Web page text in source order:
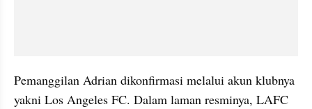
Pemanggilan Adrian dikonfirmasi melalui akun klubnya
yakni Los Angeles FC. Dalam laman resminya, LAFC